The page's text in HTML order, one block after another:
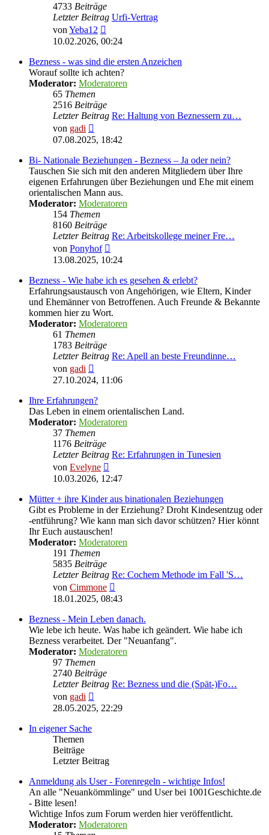
4733 Beiträge
Letzter Beitrag Urfi-Vertrag
von Yeba12
Beitrag
10.02.2026, 00:24
Bezness - was sind die ersten Anzeichen
Worauf sollte ich achten?
Moderator: Moderatoren
65 Themen
2516 Beiträge
Letzter Beitrag Re: Haltung von Beznessern zu…
von gadi
Beitrag
07.08.2025, 18:42
Bi- Nationale Beziehungen - Bezness – Ja oder nein?
Tauschen Sie sich mit den anderen Mitgliedern über Ihre
eigenen Erfahrungen über Beziehungen und Ehe mit einem
orientalischen Mann aus.
Moderator: Moderatoren
154 Themen
8160 Beiträge
Letzter Beitrag Re: Arbeitskollege meiner Fre…
von Ponyhof
Beitrag
13.08.2025, 10:24
Bezness - Wie habe ich es gesehen & erlebt?
Erfahrungsaustausch von Angehörigen, wie Eltern, Kinder
und Ehemänner von Betroffenen. Auch Freunde & Bekannte
kommen hier zu Wort.
Moderator: Moderatoren
61 Themen
1783 Beiträge
Letzter Beitrag Re: Apell an beste Freundinne…
von gadi
Beitrag
27.10.2024, 11:06
Ihre Erfahrungen?
Das Leben in einem orientalischen Land.
Moderator: Moderatoren
37 Themen
1176 Beiträge
Letzter Beitrag Re: Erfahrungen in Tunesien
von Evelyne
Beitrag
10.03.2026, 12:47
Mütter + ihre Kinder aus binationalen Beziehungen
Gibt es Probleme in der Erziehung? Droht Kindesentzug oder
-entführung? Wie kann man sich davor schützen? Hier könnt
Ihr Euch austauschen!
Moderator: Moderatoren
191 Themen
5835 Beiträge
Letzter Beitrag Re: Cochem Methode im Fall 'S…
von Cimmone
Beitrag
18.01.2025, 08:43
Bezness - Mein Leben danach.
Wie lebe ich heute. Was habe ich geändert. Wie habe ich
Bezness verarbeitet. Der "Neuanfang".
Moderator: Moderatoren
97 Themen
2740 Beiträge
Letzter Beitrag Re: Bezness und die (Spät-)Fo…
von gadi
Beitrag
28.05.2025, 22:29
In eigener Sache
Themen
Beiträge
Letzter Beitrag
Anmeldung als User - Forenregeln - wichtige Infos!
An alle "Neuankömmlinge" und User bei 1001Geschichte.de
- Bitte lesen!
Wichtige Infos zum Forum werden hier veröffentlicht.
Moderator: Moderatoren